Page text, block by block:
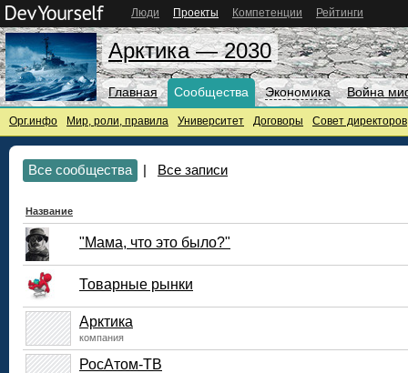
Люди Проекты Компетенции Рейтинги
Арктика — 2030
Главная Сообщества Экономика Война
Орг.инфо Мир, роли, правила Университет Договоры Совет директоров
Все сообщества | Все записи
Название
"Мама, что это было?"
Товарные рынки
Арктика
компания
РосАтом-ТВ